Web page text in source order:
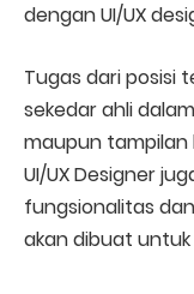
dengan UI/UX
Tugas dari posisi
sekedar ahli
maupun tampilan
UI/UX Designer
fungsionalitas
akan dibuat